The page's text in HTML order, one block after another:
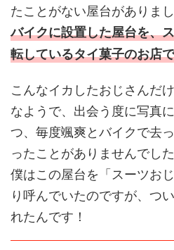
たことがない屋台がありまし
バイクに設置した屋台を、
転しているタイ菓子のお店
こんなイカしたおじさんだ
なようで、出会う度に写真
つ、毎度颯爽とバイクで去
ったことがありませんでした
僕はこの屋台を「スーツお
り呼んでいたのですが、つ
れたんです！